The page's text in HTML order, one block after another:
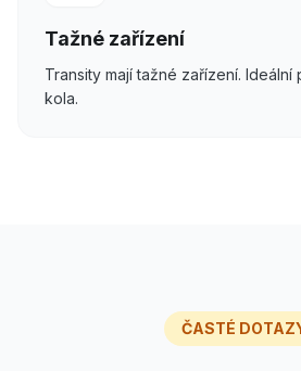
Tažné zařízení
Transity mají tažné zařízení.
kola.
ČASTÉ